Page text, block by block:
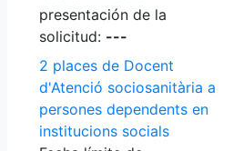
presentación de la
solicitud: ---
2 places de Docent
d'Atenció sociosanitària a
persones dependents en
institucions socials